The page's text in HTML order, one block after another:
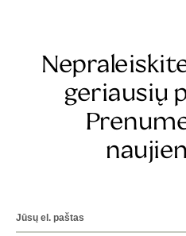
geriausių